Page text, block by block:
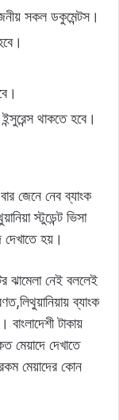
সকল ডকুমেন্টস।
থাকতে হবে।
জেনে নেব ব্যাংক
স্টুডেন্ট ভিসা
দেখাতে হয়।
ঝামেলা নেই বললেই
ব্যাংক
টাকায়
মেয়াদে দেখাতে
মেয়াদের কোন